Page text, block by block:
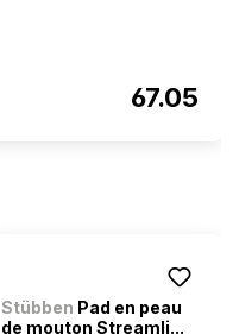
67.05
Stübben Pad en peau
de mouton Streamli...